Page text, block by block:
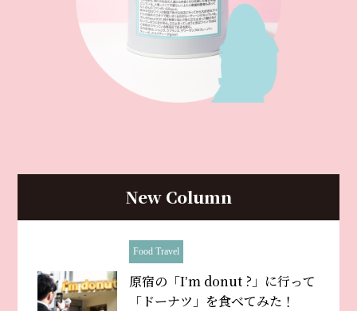
New Column
Food Travel
原宿の「Iʼm donut ?」に行って
「ドーナツ」を食べてみた！